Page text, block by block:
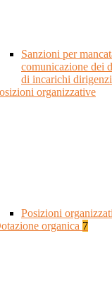
Sanzioni per
comunicazione dei
di incarichi
organizzative
Posizioni
organica 7